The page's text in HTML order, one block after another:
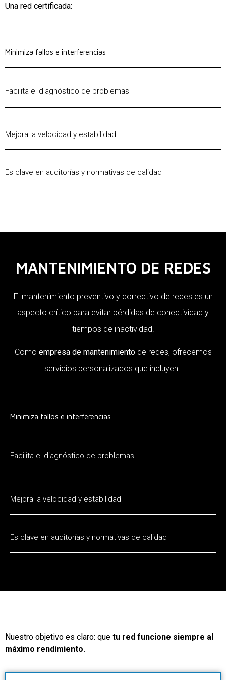
Una red certificada:
Minimiza fallos e interferencias
Facilita el diagnóstico de problemas
Mejora la velocidad y estabilidad
Es clave en auditorías y normativas de calidad
MANTENIMIENTO DE REDES
El mantenimiento preventivo y correctivo de redes es un
aspecto crítico para evitar pérdidas de conectividad y
tiempos de inactividad.
Como empresa de mantenimientode redes, ofrecemos
servicios personalizados que incluyen:
Minimiza fallos e interferencias
Facilita el diagnóstico de problemas
Mejora la velocidad y estabilidad
Es clave en auditorías y normativas de calidad
Nuestro objetivo es claro: que tu red funcione siempre al
máximo rendimiento.